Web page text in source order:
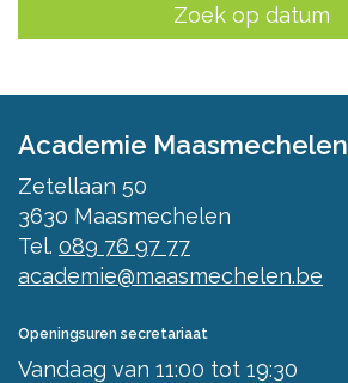
Zoek op datum
Academie Maasmechelen
Zetellaan 50
3630 Maasmechelen
Tel. 089 76 97 77
academie@maasmechelen.be
Openingsuren secretariaat
Vandaag van 11:00 tot 19:30